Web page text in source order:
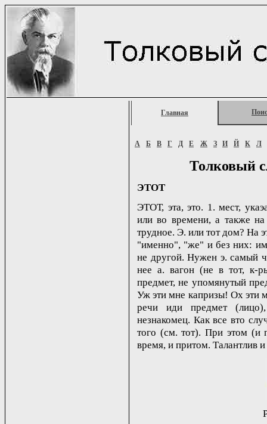
Главная
А Б В Г Д Е Ж З И Й К Л
Толковый
ЭТОТ
ЭТОТ, эта, это. 1. мест,
или во времени, а также на
трудное. Э. или тот дом? На
"именно", "же" и без них:
не другой. Нужен э. самый
нее а. вагон (не в тот, к-
предмет, не упомянутый
Уж эти мне капризы! Ох эти
речи иди предмет
незнакомец. Как все вто
того (см. тот). При этом (и
время, и притом. Талантлив